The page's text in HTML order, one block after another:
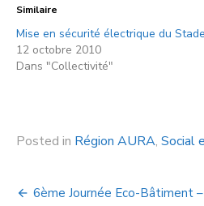
Similaire
Mise en sécurité électrique du
12 octobre 2010
Dans "Collectivité"
Posted in Région AURA, Social
6ème Journée Eco-Bâtiment